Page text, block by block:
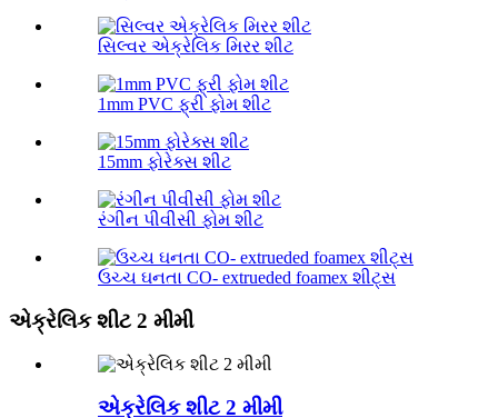
સિલ્વર એક્રેલિક મિરર શીટ
1mm PVC ફ્રી ફોમ શીટ
15mm ફોરેક્સ શીટ
રંગીન પીવીસી ફોમ શીટ
ઉચ્ચ ઘનતા CO- extrueded foamex શીટ્સ
એક્રેલિક શીટ 2 મીમી
એક્રેલિક શીટ 2 મીમી